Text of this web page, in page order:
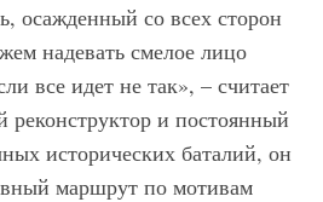
осажденный со всех сторон
надевать смелое лицо
все идет не так», – считает
и постоянный
исторических баталий, он
маршрут по мотивам